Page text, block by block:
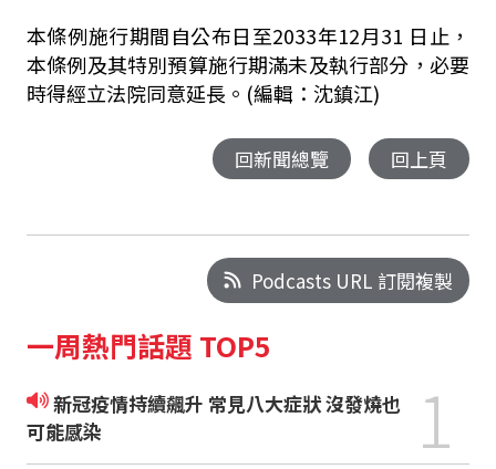
本條例施行期間自公布日至2033年12月31 日止，
本條例及其特別預算施行期滿未及執行部分，必要
時得經立法院同意延長。(編輯：沈鎮江)
回新聞總覽 回上頁
Podcasts URL 訂閱複製
一周熱門話題 TOP5
新冠疫情持續飆升 常見八大症狀 沒發燒也
可能感染
1